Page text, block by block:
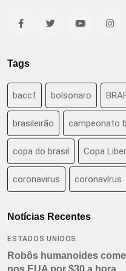
Tags
baccf bolsonaro
brasileirão campeonato
copa do brasil Copa
coronavirus coronavírus
Notícias Recentes
ESTADOS UNIDOS
Robôs humanoides